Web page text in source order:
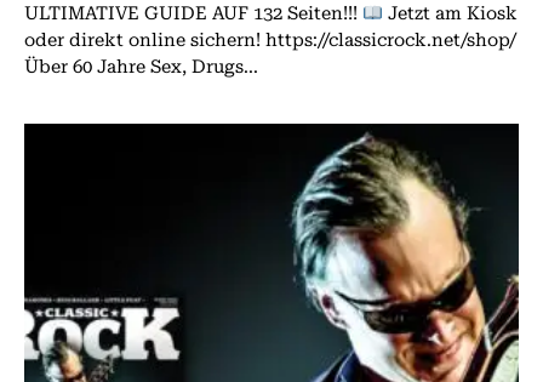
ULTIMATIVE GUIDE AUF 132 Seiten!!!
Jetzt am Kiosk
oder direkt online sichern! https://classicrock.net/shop/
Über 60 Jahre Sex, Drugs...